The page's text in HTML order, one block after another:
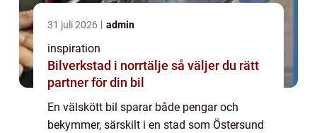
31 juli 2026 admin
inspiration
Bilverkstad i norrtälje så väljer du rätt
partner för din bil
En välskött bil sparar både pengar och
bekymmer, särskilt i en stad som Östersund